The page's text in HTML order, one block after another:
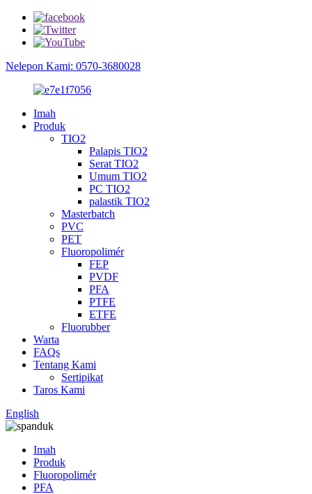
Nelepon Kami: 0570-3680028
Imah
Produk
TIO2
Palapis TIO2
Serat TIO2
Umum TIO2
PC TIO2
palastik TIO2
Masterbatch
PVC
PET
Fluoropolimér
FEP
PVDF
PFA
PTFE
ETFE
Fluorubber
Warta
FAQs
Tentang Kami
Sertipikat
Taros Kami
English
Imah
Produk
Fluoropolimér
PFA